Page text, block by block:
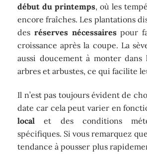
début du printemps, où les
encore fraîches. Les plantations
desréserves nécessairespour
croissance après la coupe. La
aussi doucement à monter
arbres et arbustes, ce qui facilite
Il n’est pas toujours évident de
date car cela peut varier en
local et des conditions
spécifiques. Si vous remarquez
tendance à pousser plus